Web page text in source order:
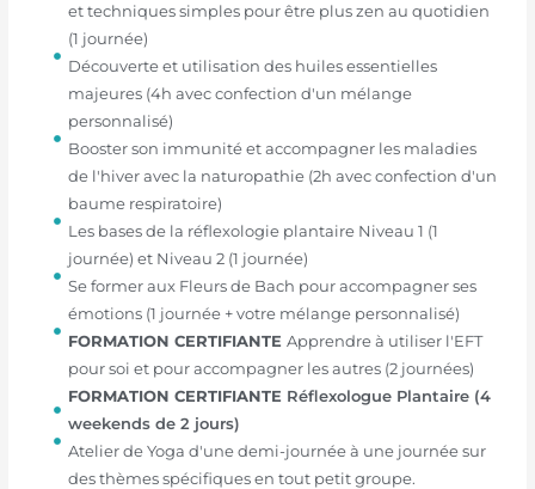
et techniques simples pour être plus zen au quotidien
(1 journée)
Découverte et utilisation des huiles essentielles
majeures (4h avec confection d'un mélange
personnalisé)
Booster son immunité et accompagner les maladies
de l'hiver avec la naturopathie (2h avec confection d'un
baume respiratoire)
Les bases de la réflexologie plantaire Niveau 1 (1
journée) et Niveau 2 (1 journée)
Se former aux Fleurs de Bach pour accompagner ses
émotions (1 journée + votre mélange personnalisé)
FORMATIONCERTIFIANTEApprendre à utiliser l'EFT
pour soi et pour accompagner les autres (2 journées)
FORMATION CERTIFIANTE Réflexologue Plantaire (4
weekends de 2 jours)
Atelier de Yoga d'une demi-journée à une journée sur
des thèmes spécifiques en tout petit groupe.​